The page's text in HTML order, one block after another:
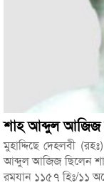
শাহ আব্দুল আজিজ
মুহাদ্দিছে দেহলবী
আব্দুল আজিজ ছিলেন
রমযান ১১৫৭ হিঃ/১১